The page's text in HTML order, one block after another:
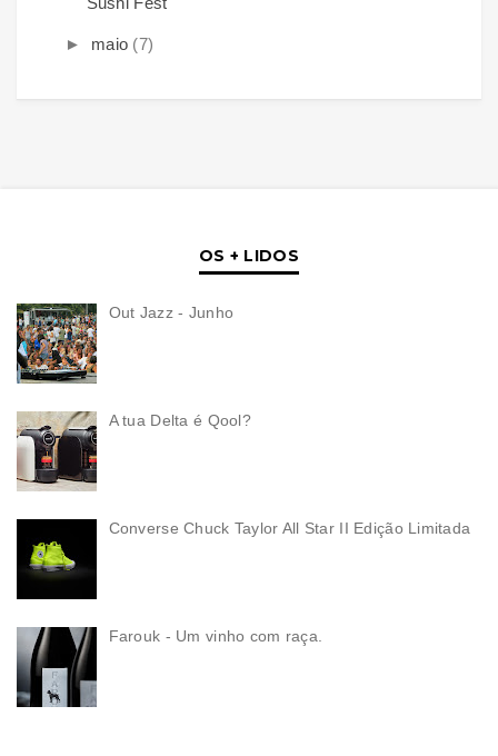
► maio (7)
OS + LIDOS
Out Jazz - Junho
A tua Delta é Qool?
Converse Chuck Taylor All Star II Edição Limitada
Farouk - Um vinho com raça.